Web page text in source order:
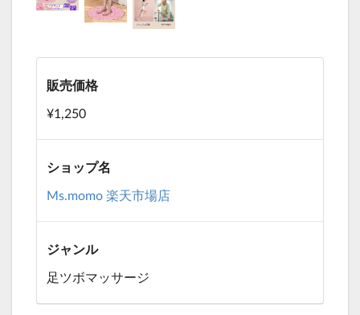
販売価格
¥1,250
ショップ名
Ms.momo 楽天市場店
ジャンル
足ツボマッサージ